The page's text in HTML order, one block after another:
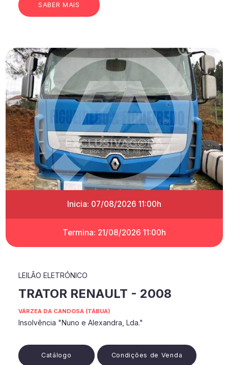
SABER MAIS
Inicia: 07/08/2026 11:00h
Termina: 21/08/2026 11:00h
LEILÃO ELETRÓNICO
TRATOR RENAULT - 2008
VÁRZEA DA CANDOSA (TÁBUA)
Insolvência "Nuno e Alexandra, Lda."
Catálogo Condições de Venda